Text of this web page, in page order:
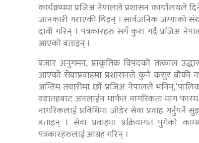
कार्यक्रममा प्रजिअ नेपालले प्रशासन कार्यालयले
जानकारी गराएकी थिइन् । सार्वजनिक जग्गाको
दावी गरिन् । पत्रकारहरु सगँ कुरा गर्दै प्रजिअ
आएको बताइन् ।
बजार अनुगमन, प्राकृतिक विपदको तत्काल
आएको सेवाप्रवाहमा प्रशासनले कुनै कसुर बाँकी
अन्तिम तयारीमा छौं प्रजिअ नेपालले
वडातहबाट अनलाईन मार्फत नागरिकता माग
नागरिकलाई प्रविधिमा जोडेर सेवा प्रवाह
बताइन् । सेवा प्रवाहमा प्रक्रियागत पुगेको
पत्रकारहरुलाई आग्रह गरिन् ।